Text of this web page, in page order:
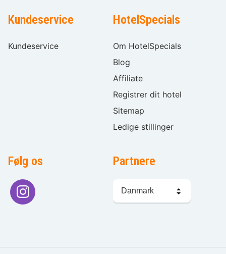
Kundeservice
Kundeservice
HotelSpecials
Om HotelSpecials
Blog
Affiliate
Registrer dit hotel
Sitemap
Ledige stillinger
Følg os Partnere